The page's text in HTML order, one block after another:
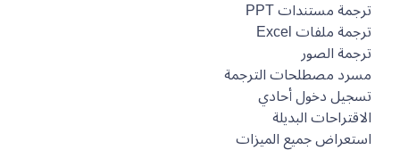
ترجمة مستندات PPT
ترجمة ملفات Excel
ترجمة الصور
مسرد مصطلحات الترجمة
تسجيل دخول أحادي
الاقتراحات البديلة
استعراض جميع الميزات